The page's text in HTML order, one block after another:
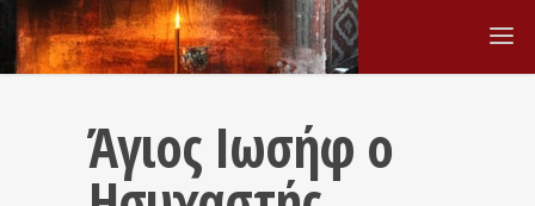
Άγιος Ιωσήφ ο